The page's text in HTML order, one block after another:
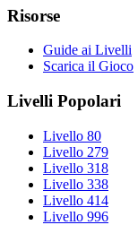
Risorse
Guide ai Livelli
Scarica il Gioco
Livelli Popolari
Livello 80
Livello 279
Livello 318
Livello 338
Livello 414
Livello 996